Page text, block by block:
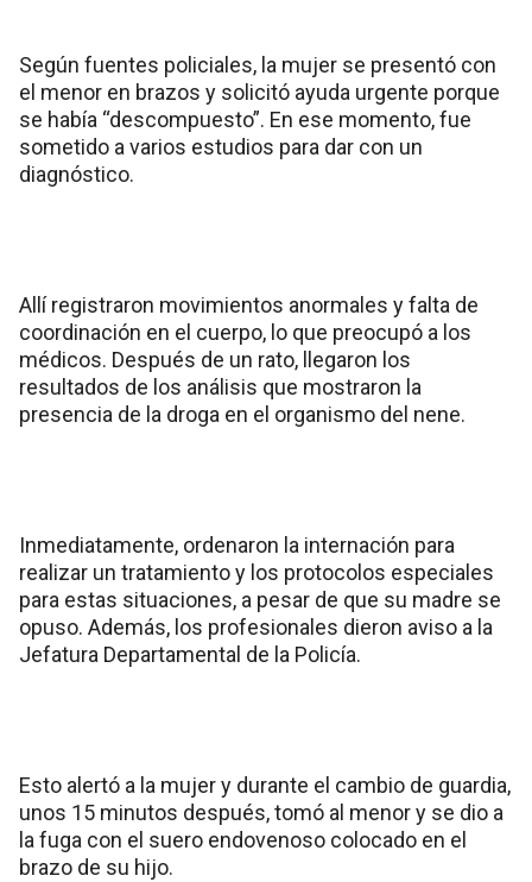
Según fuentes policiales, la mujer se presentó con
el menor en brazos y solicitó ayuda urgente porque
se había “descompuesto”. En ese momento, fue
sometido a varios estudios para dar con un
diagnóstico.
Allí registraron movimientos anormales y falta de
coordinación en el cuerpo, lo que preocupó a los
médicos. Después de un rato, llegaron los
resultados de los análisis que mostraron la
presencia de la droga en el organismo del nene.
Inmediatamente, ordenaron la internación para
realizar un tratamiento y los protocolos especiales
para estas situaciones, a pesar de que su madre se
opuso. Además, los profesionales dieron aviso a la
Jefatura Departamental de la Policía.
Esto alertó a la mujer y durante el cambio de guardia,
unos 15 minutos después, tomó al menor y se dio a
la fuga con el suero endovenoso colocado en el
brazo de su hijo.